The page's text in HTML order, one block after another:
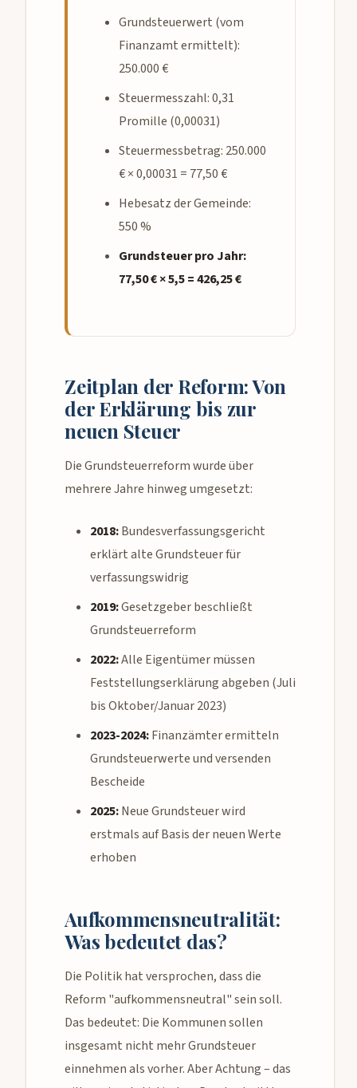
Grundsteuerwert (vom
Finanzamt ermittelt):
250.000 €
Steuermesszahl: 0,31
Promille (0,00031)
Steuermessbetrag: 250.000
€ × 0,00031 = 77,50 €
Hebesatz der Gemeinde:
550 %
Grundsteuer pro Jahr:
77,50 € × 5,5 = 426,25 €
Zeitplan der Reform: Von
der Erklärung bis zur
neuen Steuer
Die Grundsteuerreform wurde über
mehrere Jahre hinweg umgesetzt:
2018:Bundesverfassungsgericht
erklärt alte Grundsteuer für
verfassungswidrig
2019:Gesetzgeber beschließt
Grundsteuerreform
2022:Alle Eigentümer müssen
Feststellungserklärung abgeben (Juli
bis Oktober/Januar 2023)
2023-2024:Finanzämter ermitteln
Grundsteuerwerte und versenden
Bescheide
2025:Neue Grundsteuer wird
erstmals auf Basis der neuen Werte
erhoben
Aufkommensneutralität:
Was bedeutet das?
Die Politik hat versprochen, dass die
Reform "aufkommensneutral" sein soll.
Das bedeutet: Die Kommunen sollen
insgesamt nicht mehr Grundsteuer
einnehmen als vorher. Aber Achtung – das